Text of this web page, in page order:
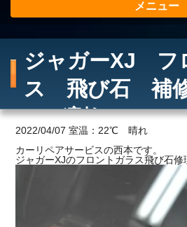
メニュー
会社案内
メリット
ご利用の流れ
価格
ジャガーXJ フ
ス 飛び石 補
ひび割れ
2022/04/07 室温：22℃ 晴れ
カーリペアサービスの西本です。
ジャガーXJのフロントガラス飛び石修